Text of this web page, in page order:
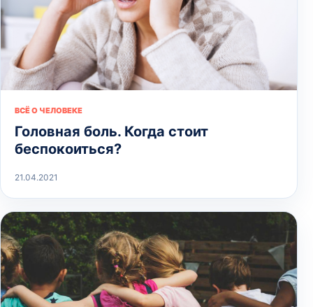
ВСЁ О ЧЕЛОВЕКЕ
Головная боль. Когда стоит
беспокоиться?
21.04.2021